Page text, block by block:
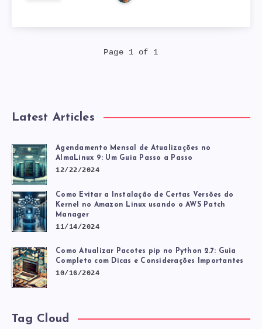
PASSOPage 1 of 1
Latest Articles
Agendamento Mensal de Atualizações no
AlmaLinux 9: Um Guia Passo a Passo
12/22/2024
Como Evitar a Instalação de Certas Versões do
Kernel no Amazon Linux usando o AWS Patch
Manager
11/14/2024
Como Atualizar Pacotes pip no Python 2.7: Guia
Completo com Dicas e Considerações Importantes
10/16/2024
Tag Cloud